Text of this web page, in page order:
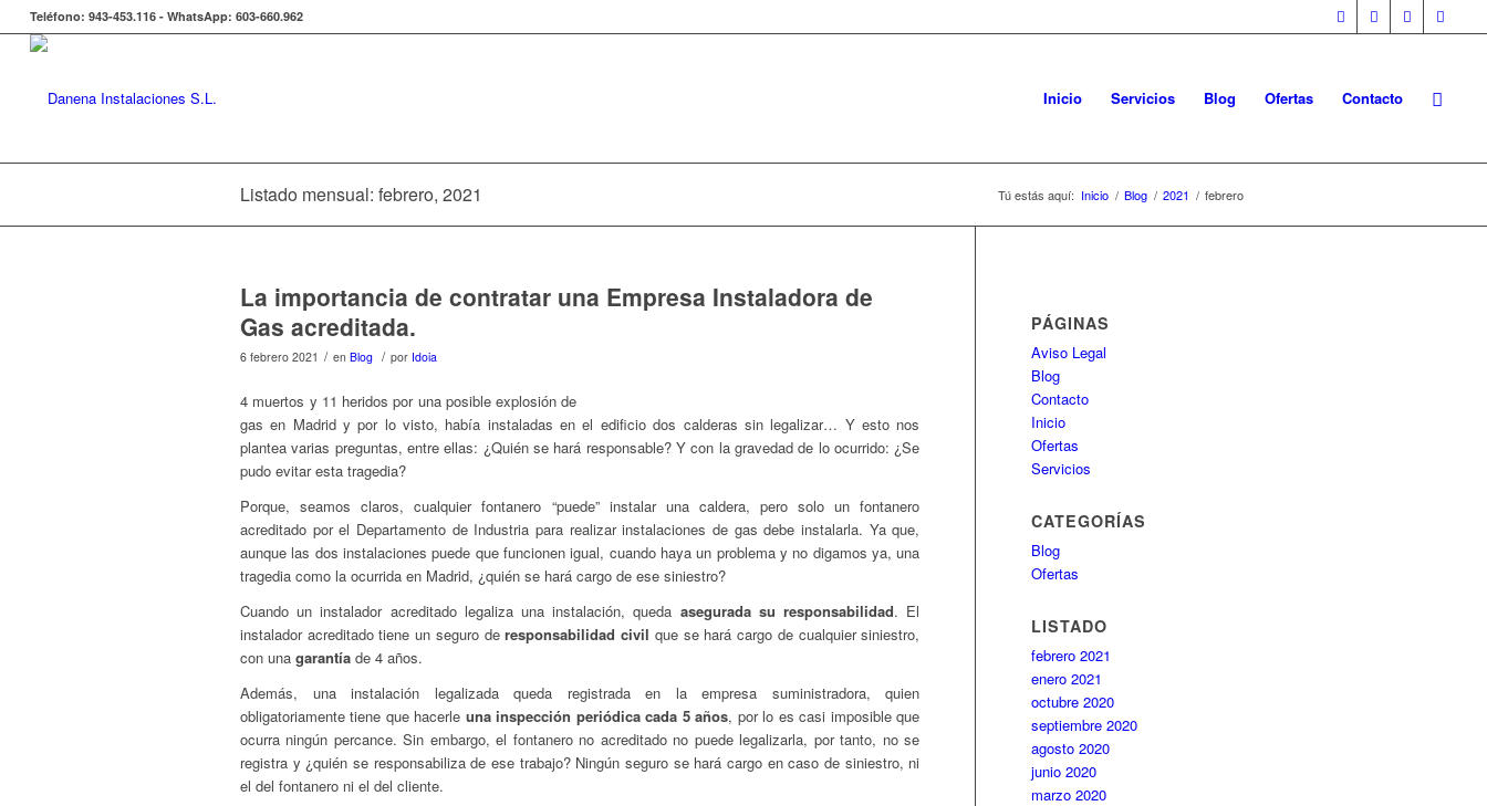
Teléfono: 943-453.116 - WhatsApp: 603-660.962
Inicio Servicios Blog Ofertas Contacto
Listado mensual: febrero, 2021 Tú estás aquí: Inicio / Blog / 2021 / febrero
La importancia de contratar una Empresa Instaladora de
Gas acreditada.
6 febrero 2021 / en Blog / por Idoia
4 muertos y 11 heridos por una posible explosión de
gas en Madrid y por lo visto, había instaladas en el edificio dos calderas sin legalizar… Y esto nos
plantea varias preguntas, entre ellas: ¿Quién se hará responsable? Y con la gravedad de lo ocurrido: ¿Se
pudo evitar esta tragedia?
Porque, seamos claros, cualquier fontanero “puede” instalar una caldera, pero solo un fontanero
acreditado por el Departamento de Industria para realizar instalaciones de gas debe instalarla. Ya que,
aunque las dos instalaciones puede que funcionen igual, cuando haya un problema y no digamos ya, una
tragedia como la ocurrida en Madrid, ¿quién se hará cargo de ese siniestro?
Cuando un instalador acreditado legaliza una instalación, queda asegurada su responsabilidad. El
instalador acreditado tiene un seguro deresponsabilidad civil que se hará cargo de cualquier siniestro,
con una garantía de 4 años.
Además, una instalación legalizada queda registrada en la empresa suministradora, quien
obligatoriamente tiene que hacerle una inspección periódica cada 5 años, por lo es casi imposible que
ocurra ningún percance. Sin embargo, el fontanero no acreditado no puede legalizarla, por tanto, no se
registra y ¿quién se responsabiliza de ese trabajo? Ningún seguro se hará cargo en caso de siniestro, ni
el del fontanero ni el del cliente.
PÁGINAS
Aviso Legal
Blog
Contacto
Inicio
Ofertas
Servicios
CATEGORÍAS
Blog
Ofertas
LISTADO
febrero 2021
enero 2021
octubre 2020
septiembre 2020
agosto 2020
junio 2020
marzo 2020